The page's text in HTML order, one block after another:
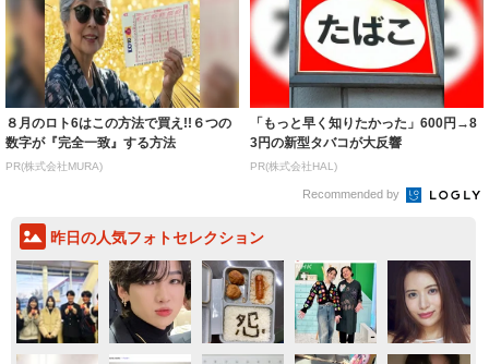
８月のロト6はこの方法で買え!!６つの
数字が『完全一致』する方法
PR(株式会社MURA)
「もっと早く知りたかった」600円→8
3円の新型タバコが大反響
PR(株式会社HAL)
Recommended by
昨日の人気フォトセレクション